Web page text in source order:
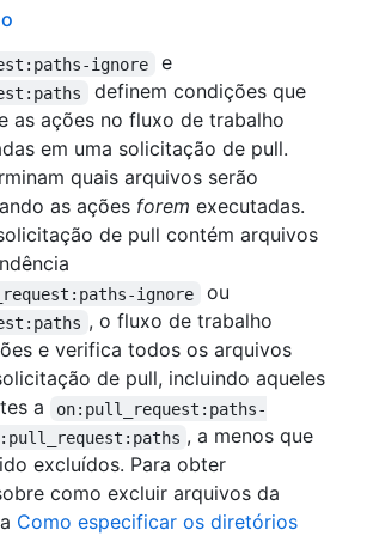
ignore e
definem condições que
as ações no fluxo de trabalho
em uma solicitação de pull.
quais arquivos serão
as ações forem executadas.
de pull contém arquivos
ignore ou
, o fluxo de trabalho
e verifica todos os arquivos
de pull, incluindo aqueles
a
on:pull_request:paths-
, a menos que
excluídos. Para obter
como excluir arquivos da
Como especificar os diretórios